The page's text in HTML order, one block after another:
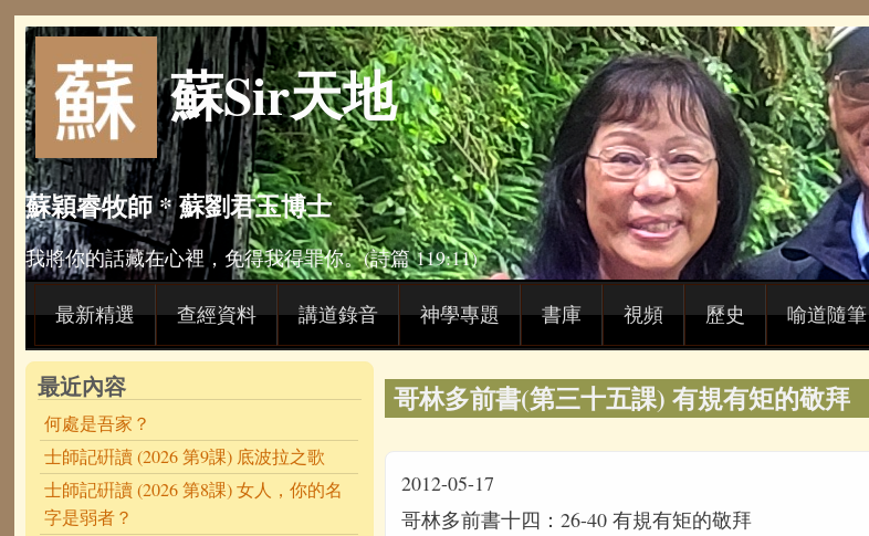
Skip to main content
蘇Sir天地
蘇穎睿牧師 * 蘇劉君玉博士
我將你的話藏在心裡，免得我得罪你。(詩篇 119:11)
最新精選 查經資料 講道錄音 神學專題 書庫 視頻 歷史 喻道隨筆
哥林多前書(第三十五課) 有規有矩的敬拜
2012-05-17
哥林多前書十四：26-40 有規有矩的敬拜
最近內容
何處是吾家？
士師記硏讀 (2026 第9課) 底波拉之歌
士師記硏讀 (2026 第8課) 女人，你的名
字是弱者？